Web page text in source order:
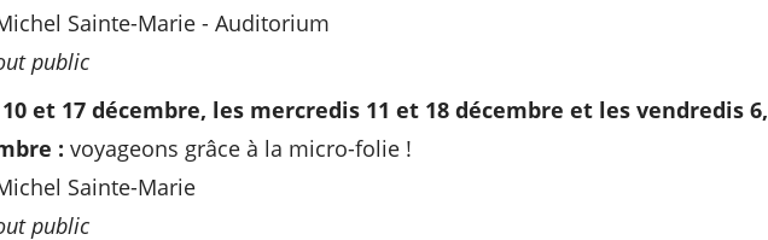
Sainte-Marie - Auditorium
public
et 17 décembre, les mercredis 11 et 18 décembre et les vendredis 6,
: voyageons grâce à la micro-folie !
Sainte-Marie
public